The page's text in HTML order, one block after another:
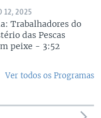
12, 2025
Trabalhadores do
das Pescas
peixe - 3:52
Ver todos os Programas